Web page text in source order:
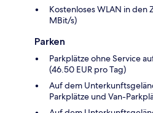
Kostenloses WLAN in
MBit/s)
Parken
Parkplätze ohne Service
(46.50 EUR pro Tag)
Auf dem
Parkplätze und Van-